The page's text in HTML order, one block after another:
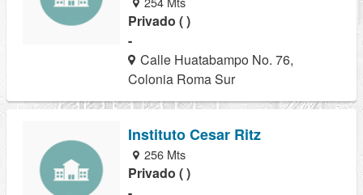
Privado ( )
-
Calle Huatabampo No. 76,
Colonia Roma Sur
Instituto Cesar Ritz
256 Mts
Privado ( )